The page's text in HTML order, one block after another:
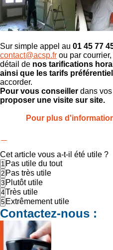
Sur simple appel au 01 45 77
contact@acsp.fr ou par
détail de nos tarifications
ainsi que les tarifs
accorder.
Pour vous conseiller dans
proposer une visite sur site.
Pour plus
Cet article vous a-t-il été utile ?
Pas utile du tout
Pas très utile
Plutôt utile
Très utile
Extrêmement utile
Contactez-nous :